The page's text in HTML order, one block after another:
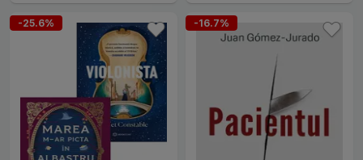
-25.6% -16.7%